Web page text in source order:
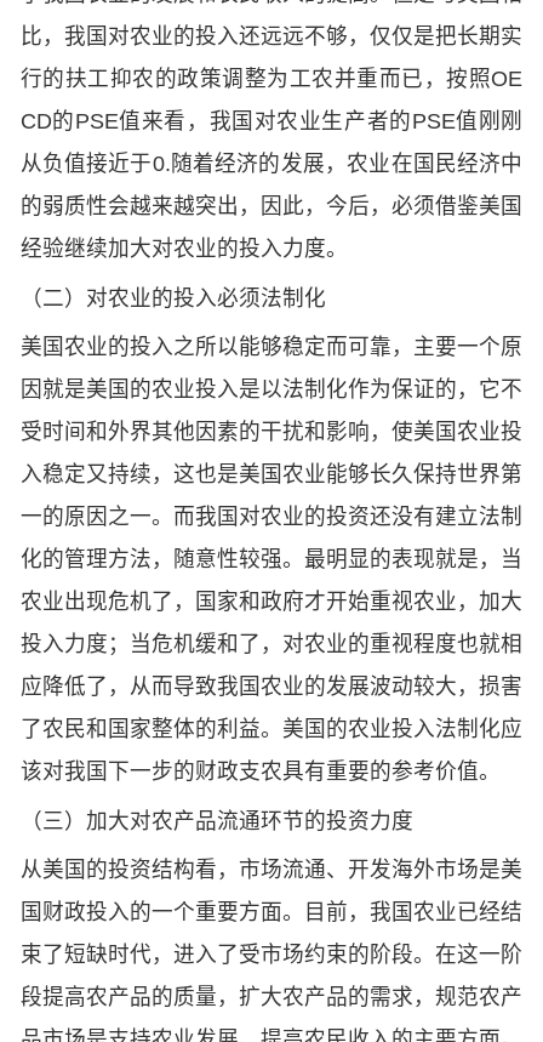
比，我国对农业的投入还远远不够，仅仅是把长期实
行的扶工抑农的政策调整为工农并重而已，按照OE
CD的PSE值来看，我国对农业生产者的PSE值刚刚
从负值接近于0.随着经济的发展，农业在国民经济中
的弱质性会越来越突出，因此，今后，必须借鉴美国
经验继续加大对农业的投入力度。
（二）对农业的投入必须法制化
美国农业的投入之所以能够稳定而可靠，主要一个原
因就是美国的农业投入是以法制化作为保证的，它不
受时间和外界其他因素的干扰和影响，使美国农业投
入稳定又持续，这也是美国农业能够长久保持世界第
一的原因之一。而我国对农业的投资还没有建立法制
化的管理方法，随意性较强。最明显的表现就是，当
农业出现危机了，国家和政府才开始重视农业，加大
投入力度；当危机缓和了，对农业的重视程度也就相
应降低了，从而导致我国农业的发展波动较大，损害
了农民和国家整体的利益。美国的农业投入法制化应
该对我国下一步的财政支农具有重要的参考价值。
（三）加大对农产品流通环节的投资力度
从美国的投资结构看，市场流通、开发海外市场是美
国财政投入的一个重要方面。目前，我国农业已经结
束了短缺时代，进入了受市场约束的阶段。在这一阶
段提高农产品的质量，扩大农产品的需求，规范农产